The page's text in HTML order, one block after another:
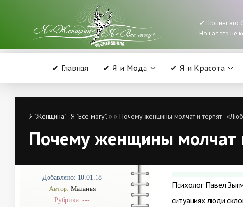
✔ Шопинг это
Но нас это не
✔ Главная ✔ Я и Мода ✔ Я и Красота
Я "Женщина" - Я "Всё могу". » » Почему женщины молчат и терпят -
Почему женщины молчат
Добавлено: 10.01.18
Автор: Маланья
Рубрика: ---
Психолог Павел
ситуациях люди